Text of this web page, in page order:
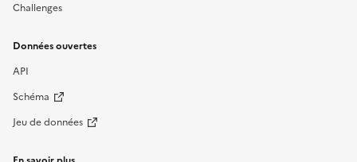
Challenges
Données ouvertes
API
Schéma
Jeu de données